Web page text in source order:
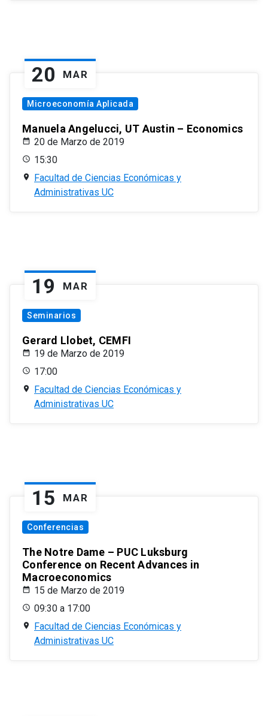
20 MAR
Microeconomía Aplicada
Manuela Angelucci, UT Austin – Economics
20 de Marzo de 2019
15:30
Facultad de Ciencias Económicas y
Administrativas UC
19 MAR
Seminarios
Gerard Llobet, CEMFI
19 de Marzo de 2019
17:00
Facultad de Ciencias Económicas y
Administrativas UC
15 MAR
Conferencias
The Notre Dame – PUC Luksburg
Conference on Recent Advances in
Macroeconomics
15 de Marzo de 2019
09:30 a 17:00
Facultad de Ciencias Económicas y
Administrativas UC